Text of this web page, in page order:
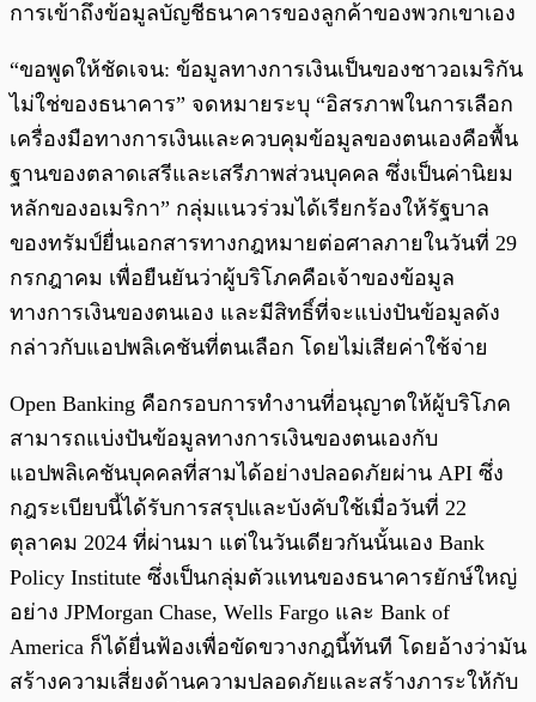
การเข้าถึงข้อมูลบัญชีธนาคารของลูกค้าของพวกเขาเอง
“ขอพูดให้ชัดเจน: ข้อมูลทางการเงินเป็นของชาวอเมริกัน
ไม่ใช่ของธนาคาร” จดหมายระบุ “อิสรภาพในการเลือก
เครื่องมือทางการเงินและควบคุมข้อมูลของตนเองคือพื้น
ฐานของตลาดเสรีและเสรีภาพส่วนบุคคล ซึ่งเป็นค่านิยม
หลักของอเมริกา” กลุ่มแนวร่วมได้เรียกร้องให้รัฐบาล
ของทรัมป์ยื่นเอกสารทางกฎหมายต่อศาลภายในวันที่ 29
กรกฎาคม เพื่อยืนยันว่าผู้บริโภคคือเจ้าของข้อมูล
ทางการเงินของตนเอง และมีสิทธิ์ที่จะแบ่งปันข้อมูลดัง
กล่าวกับแอปพลิเคชันที่ตนเลือก โดยไม่เสียค่าใช้จ่าย
Open Banking คือกรอบการทำงานที่อนุญาตให้ผู้บริโภค
สามารถแบ่งปันข้อมูลทางการเงินของตนเองกับ
แอปพลิเคชันบุคคลที่สามได้อย่างปลอดภัยผ่าน API ซึ่ง
กฎระเบียบนี้ได้รับการสรุปและบังคับใช้เมื่อวันที่ 22
ตุลาคม 2024 ที่ผ่านมา แต่ในวันเดียวกันนั้นเอง Bank
Policy Institute ซึ่งเป็นกลุ่มตัวแทนของธนาคารยักษ์ใหญ่
อย่าง JPMorgan Chase, Wells Fargo และ Bank of
America ก็ได้ยื่นฟ้องเพื่อขัดขวางกฎนี้ทันที โดยอ้างว่ามัน
สร้างความเสี่ยงด้านความปลอดภัยและสร้างภาระให้กับ